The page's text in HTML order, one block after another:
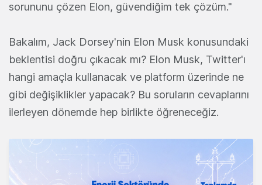
sorununu çözen Elon, güvendiğim tek çözüm."
Bakalım, Jack Dorsey'nin Elon Musk konusundaki
beklentisi doğru çıkacak mı? Elon Musk, Twitter'ı
hangi amaçla kullanacak ve platform üzerinde ne
gibi değişiklikler yapacak? Bu soruların cevaplarını
ilerleyen dönemde hep birlikte öğreneceğiz.